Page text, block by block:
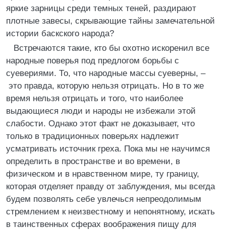
яркие зарницы среди темных теней, раздирают
плотные завесы, скрывающие тайны замечательной
истории баскского народа?
Встречаются такие, кто бы охотно искоренил все
народные поверья под предлогом борьбы с
суевериями. То, что народные массы суеверны, –
это правда, которую нельзя отрицать. Но в то же
время нельзя отрицать и того, что наиболее
выдающиеся люди и народы не избежали этой
слабости. Однако этот факт не доказывает, что
только в традиционных поверьях надлежит
усматривать источник греха. Пока мы не научимся
определить в пространстве и во времени, в
физическом и в нравственном мире, ту границу,
которая отделяет правду от заблуждения, мы всегда
будем позволять себе увлечься непреодолимым
стремлением к неизвестному и непонятному, искать
в таинственных сферах воображения пищу для